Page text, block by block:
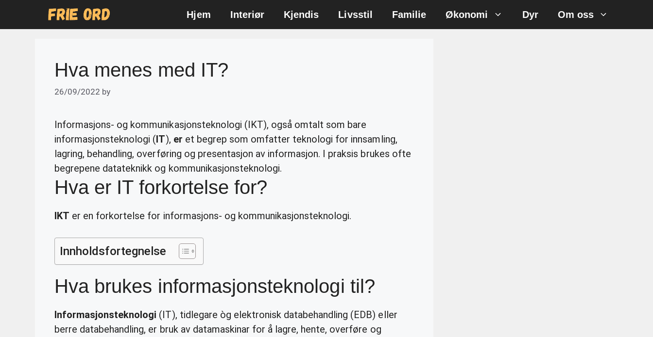
Hjem Interiør Kjendis Livsstil Familie Økonomi Dyr Om oss
Hva menes med IT?
26/09/2022 by
Informasjons- og kommunikasjonsteknologi (IKT), også omtalt som bare
informasjonsteknologi (IT), er et begrep som omfatter teknologi for innsamling,
lagring, behandling, overføring og presentasjon av informasjon. I praksis brukes ofte
begrepene datateknikk og kommunikasjonsteknologi.
Hva er IT forkortelse for?
IKT er en forkortelse for informasjons- og kommunikasjonsteknologi.
Innholdsfortegnelse
Hva brukes informasjonsteknologi til?
Informasjonsteknologi (IT), tidlegare òg elektronisk databehandling (EDB) eller
berre databehandling, er bruk av datamaskinar for å lagre, hente, overføre og